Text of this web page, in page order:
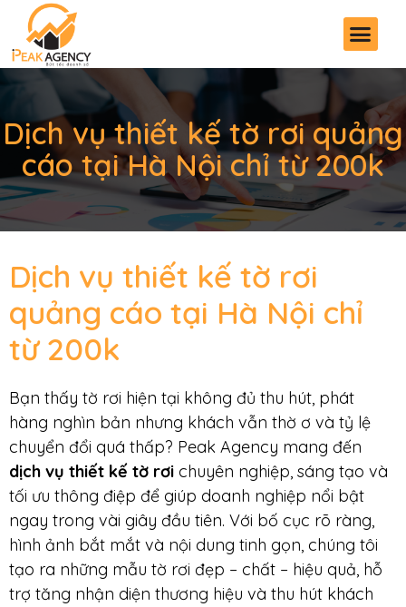
Dịch vụ thiết kế tờ rơi quảng
cáo tại Hà Nội chỉ từ 200k
Dịch vụ thiết kế tờ rơi
quảng cáo tại Hà Nội chỉ
từ 200k
Bạn thấy tờ rơi hiện tại không đủ thu hút, phát
hàng nghìn bản nhưng khách vẫn thờ ơ và tỷ lệ
chuyển đổi quá thấp? Peak Agency mang đến
dịch vụ thiết kế tờ rơi chuyên nghiệp, sáng tạo và
tối ưu thông điệp để giúp doanh nghiệp nổi bật
ngay trong vài giây đầu tiên. Với bố cục rõ ràng,
hình ảnh bắt mắt và nội dung tinh gọn, chúng tôi
tạo ra những mẫu tờ rơi đẹp – chất – hiệu quả, hỗ
trợ tăng nhận diện thương hiệu và thu hút khách